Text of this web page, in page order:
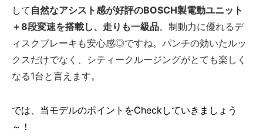
して 自然なアシスト感が好評のBOSCH製電動ユニット
＋8段変速を搭載し、走りも一級品。制動力に優れるデ
ィスクブレーキも安心感◎ですね。パンチの効いたルッ
クスだけでなく、シティークルージングがとても楽しく
なる1台と言えます。
では、当モデルのポイントをCheckしていきましょう
～！